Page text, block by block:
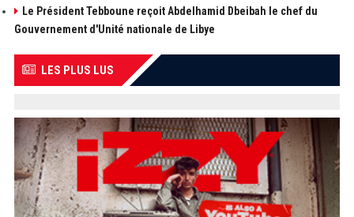
Le Président Tebboune reçoit Abdelhamid Dbeibah le chef du
Gouvernement d'Unité nationale de Libye
LES PLUS LUS